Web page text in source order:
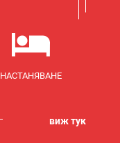
НАСТАНЯВАНЕ
виж тук